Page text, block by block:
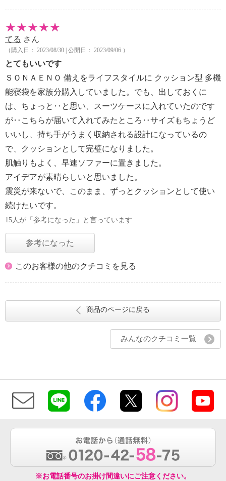
てる さん
（購入日： 2023/08/30 | 公開日： 2023/09/06 ）
とてもいいです
ＳＯＮＡＥＮＯ 備えをライフスタイルに クッション型 多機
能寝袋を家族分購入していました。でも、出しておくに
は、ちょっと‥と思い、スーツケースに入れていたのです
が‥こちらが届いて入れてみたところ‥サイズもちょうど
いいし、持ち手がうまく収納される設計になっているの
で、クッションとして完璧になりました。
肌触りもよく、早速ソファーに置きました。
アイデアが素晴らしいと思いました。
震災が来ないで、このまま、ずっとクッションとして使い
続けたいです。
15人が「参考になった」と言っています
参考になった
このお客様の他のクチコミを見る
商品のページに戻る
みんなのクチコミ一覧
※お電話番号のお掛け間違いにご注意ください。